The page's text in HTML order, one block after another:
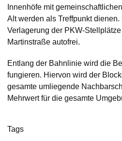
Innenhöfe mit
Alt werden als Treffpunkt
Verlagerung der PKW-
Martinstraße autofrei.
Entlang der Bahnlinie wird die
fungieren. Hiervon wird der
gesamte umliegende
Mehrwert für die gesamte
Tags